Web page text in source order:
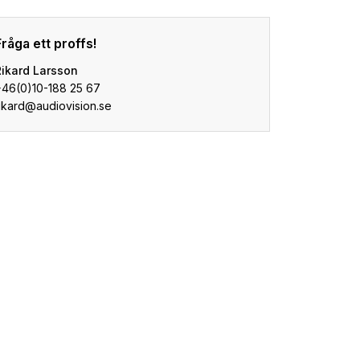
ett proffs!
Larsson
188 25 67